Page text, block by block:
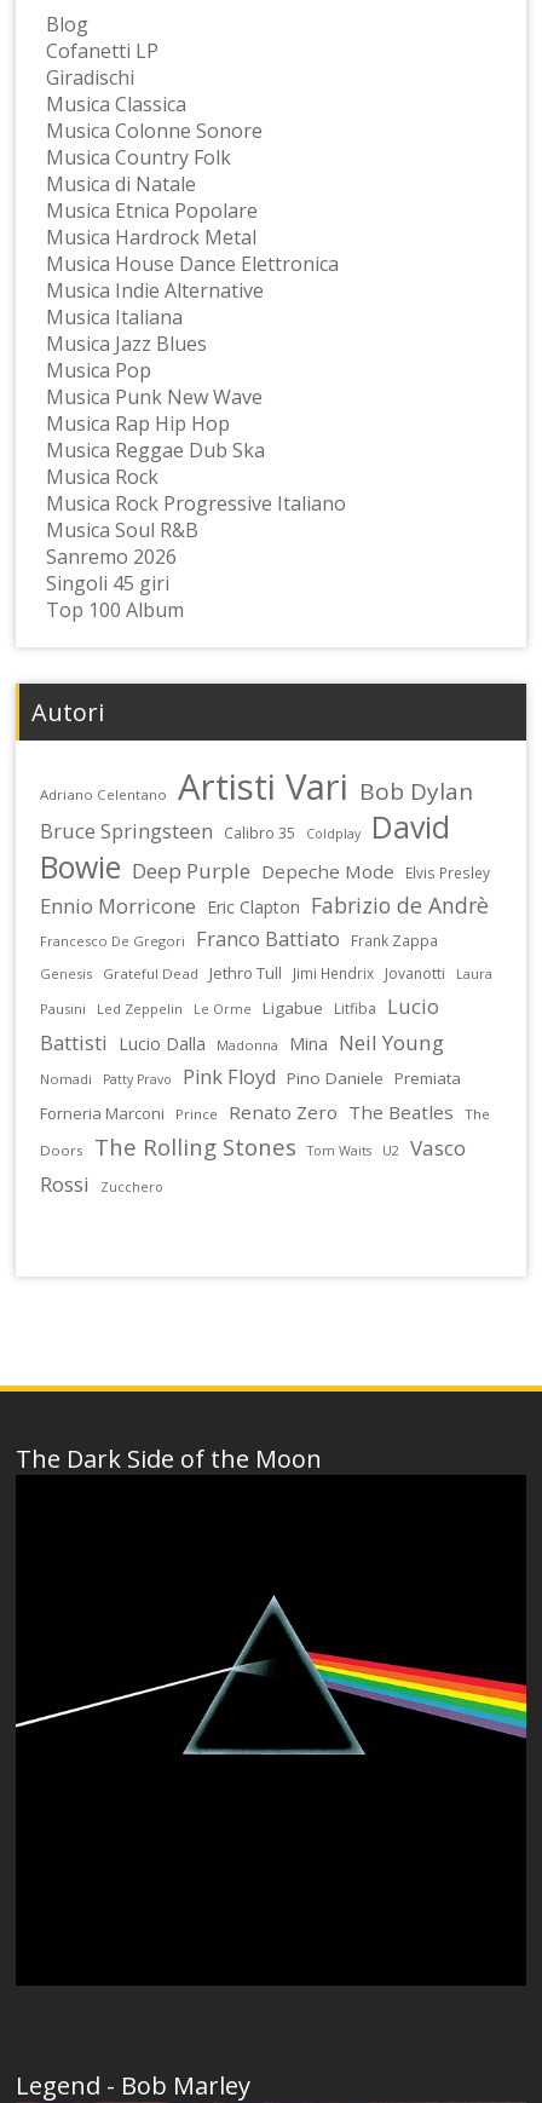
Blog
Cofanetti LP
Giradischi
Musica Classica
Musica Colonne Sonore
Musica Country Folk
Musica di Natale
Musica Etnica Popolare
Musica Hardrock Metal
Musica House Dance Elettronica
Musica Indie Alternative
Musica Italiana
Musica Jazz Blues
Musica Pop
Musica Punk New Wave
Musica Rap Hip Hop
Musica Reggae Dub Ska
Musica Rock
Musica Rock Progressive Italiano
Musica Soul R&B
Sanremo 2026
Singoli 45 giri
Top 100 Album
Autori
Adriano Celentano Artisti Vari Bob Dylan
Bruce Springsteen Calibro 35 Coldplay
David
Bowie Deep Purple Depeche Mode Elvis Presley
Ennio Morricone Eric Clapton Fabrizio de Andrè
Francesco De Gregori Franco Battiato Frank Zappa
Genesis Grateful Dead Jethro Tull Jimi Hendrix Jovanotti
Laura
Pausini
Led Zeppelin Le Orme Ligabue Litfiba
Lucio
Battisti
Lucio Dalla Madonna Mina Neil Young
Nomadi Patty Pravo Pink Floyd Pino Daniele
Premiata
Forneria Marconi
Prince Renato Zero The Beatles
The
Doors
The Rolling Stones Tom Waits U2
Vasco
Rossi
Zucchero
The Dark Side of the Moon
Legend - Bob Marley